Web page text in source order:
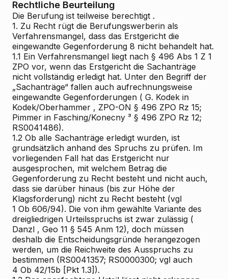
Rechtliche Beurteilung
Die Berufung ist teilweise berechtigt .
1. Zu Recht rügt die Berufungswerberin als
Verfahrensmangel, dass das Erstgericht die
eingewandte Gegenforderung 8 nicht behandelt hat.
1.1 Ein Verfahrensmangel liegt nach § 496 Abs 1 Z 1
ZPO vor, wenn das Erstgericht die Sachanträge
nicht vollständig erledigt hat. Unter den Begriff der
„Sachanträge“ fallen auch aufrechnungsweise
eingewandte Gegenforderungen ( G. Kodek in
Kodek/Oberhammer , ZPO-ON § 496 ZPO Rz 15;
Pimmer in Fasching/Konecny ³ § 496 ZPO Rz 12;
RS0041486).
1.2 Ob alle Sachanträge erledigt wurden, ist
grundsätzlich anhand des Spruchs zu prüfen. Im
vorliegenden Fall hat das Erstgericht nur
ausgesprochen, mit welchem Betrag die
Gegenforderung zu Recht besteht und nicht auch,
dass sie darüber hinaus (bis zur Höhe der
Klagsforderung) nicht zu Recht besteht (vgl
1 Ob 606/94). Die von ihm gewählte Variante des
dreigliedrigen Urteilsspruchs ist zwar zulässig (
Danzl , Geo 11 § 545 Anm 12), doch müssen
deshalb die Entscheidungsgründe herangezogen
werden, um die Reichweite des Ausspruchs zu
bestimmen (RS0041357; RS0000300; vgl auch
4 Ob 42/15b [Pkt 1.3]).